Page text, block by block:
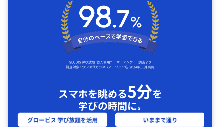
スマホを眺める5分を
学びの時間に｡